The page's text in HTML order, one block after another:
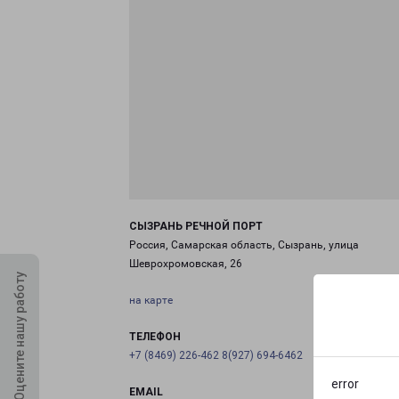
error
Оцените нашу работу
СЫЗРАНЬ РЕЧНОЙ ПОРТ
Россия, Самарская область, Сызрань, улица
Шеврохромовская, 26
на карте
ТЕЛЕФОН
+7 (8469) 226-462 8(927) 694-6462
EMAIL